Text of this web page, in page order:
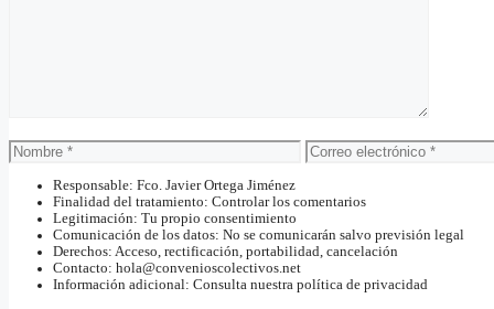
Nombre
Correo
electrónico
Responsable: Fco. Javier Ortega Jiménez
Finalidad del tratamiento: Controlar los comentarios
Legitimación: Tu propio consentimiento
Comunicación de los datos: No se comunicarán salvo previsión legal
Derechos: Acceso, rectificación, portabilidad, cancelación
Contacto: hola@convenioscolectivos.net
Información adicional: Consulta nuestra política de privacidad